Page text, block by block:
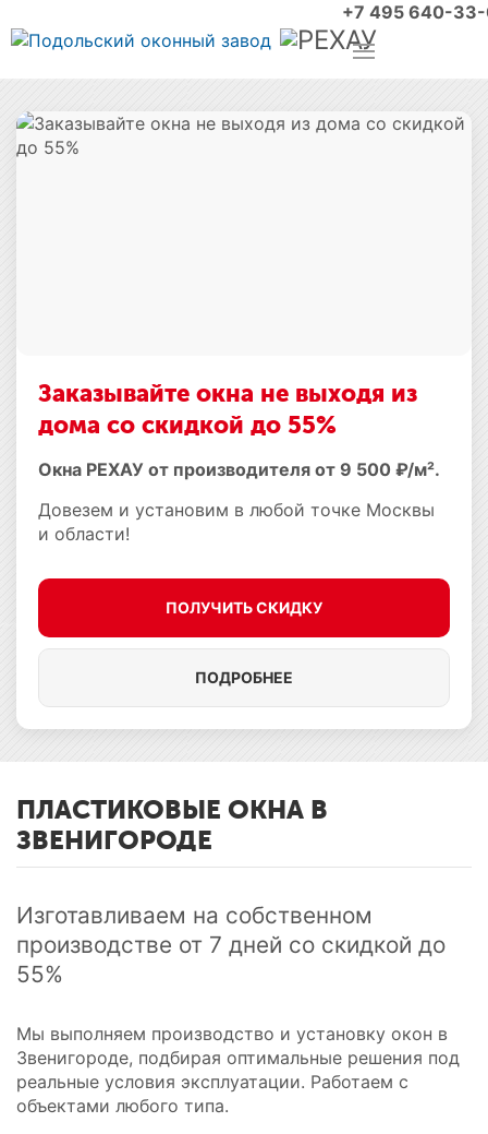
+7 495 640-
Заказывайте окна не выходя из
дома со скидкой до 55%
Окна РЕХАУ от производителя от 9 500 ₽/м².
Довезем и установим в любой точке Москвы
и области!
ПОЛУЧИТЬ СКИДКУ
ПОДРОБНЕЕ
ПЛАСТИКОВЫЕ ОКНА В
ЗВЕНИГОРОДЕ
Изготавливаем на собственном
производстве от 7 дней cо скидкой до
55%
Мы выполняем производство и установку окон в
Звенигороде, подбирая оптимальные решения под
реальные условия эксплуатации. Работаем с
объектами любого типа.